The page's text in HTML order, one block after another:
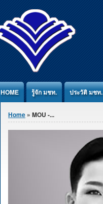
HOME รู้จัก มชท. ประวัติ มชท.
You are here
Home » MOU -...